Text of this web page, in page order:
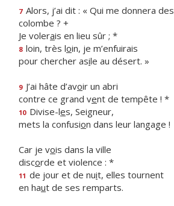
7 Alors, j’ai dit : « Qui me donnera des
colombe ? +
Je volerais en lieu sûr ; *
8 loin, très loin, je m’enfuirais
pour chercher asile au désert. »
9 J’ai hâte d’avoir un abri
contre ce grand vent de tempête ! *
10 Divise-les, Seigneur,
mets la confusion dans leur langage !
Car je vois dans la ville
discorde et violence : *
11 de jour et de nuit, elles tournent
en haut de ses remparts.